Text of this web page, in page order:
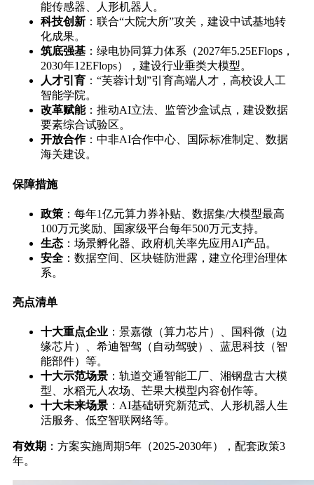
能传感器、人形机器人。
科技创新 ：联合“大院大所”攻关，建设中试基地转
化成果。
筑底强基 ：绿电协同算力体系（2027年5.25EFlops，
2030年12EFlops），建设行业垂类大模型。
人才引育 ：“芙蓉计划”引育高端人才，高校设人工
智能学院。
改革赋能：推动AI立法、监管沙盒试点，建设数据
要素综合试验区。
开放合作：中非AI合作中心、国际标准制定、数据
海关建设。
保障措施
政策 ：每年1亿元算力券补贴、数据集/大模型最高
100万元奖励、国家级平台每年500万元支持。
生态 ：场景孵化器、政府机关率先应用AI产品。
安全 ：数据空间、区块链防泄露，建立伦理治理体
系。
亮点清单
十大重点企业 ：景嘉微（算力芯片）、国科微（边
缘芯片）、希迪智驾（自动驾驶）、蓝思科技（智
能部件）等。
十大示范场景 ：轨道交通智能工厂、湘钢盘古大模
型、水稻无人农场、芒果大模型内容创作等。
十大未来场景 ：AI基础研究新范式、人形机器人生
活服务、低空智联网络等。
有效期 ：方案实施周期5年（2025-2030年），配套政策3
年。